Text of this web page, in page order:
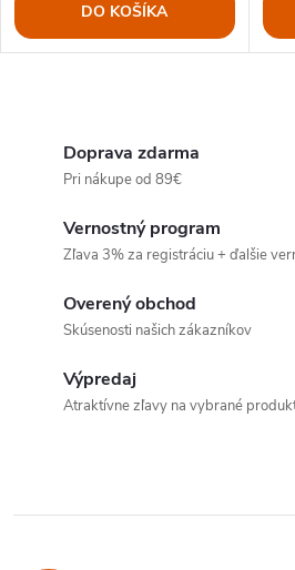
DO KOŠÍKA
p
Doprava zdarma
Pri nákupe od 89€
Vernostný program
Zľava 3% za registráciu + ďalšie
Overený obchod
Skúsenosti našich zákazníkov
Výpredaj
Atraktívne zľavy na vybrané